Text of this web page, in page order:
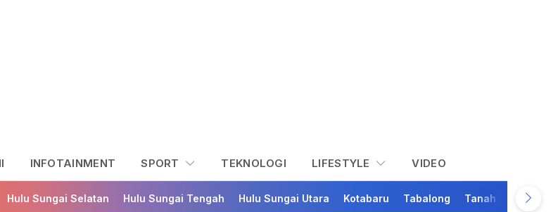
INFOTAINMENT SPORT TEKNOLOGI LIFESTYLE VIDEO
Hulu Sungai Selatan Hulu Sungai Tengah Hulu Sungai Utara Kotabaru Tabalong Tanah Bumbu